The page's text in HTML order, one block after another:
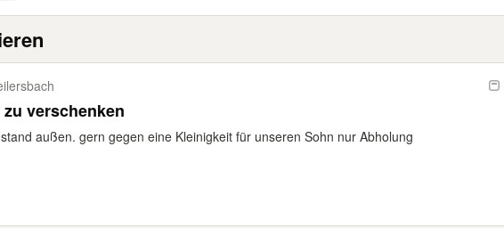
verschenken
außen. gern gegen eine Kleinigkeit für unseren Sohn nur Abholung